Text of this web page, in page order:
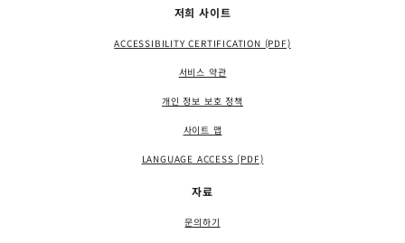
저희 사이트
ACCESSIBILITY CERTIFICATION (PDF)
서비스 약관
개인 정보 보호 정책
사이트 맵
LANGUAGE ACCESS (PDF)
자료
문의하기